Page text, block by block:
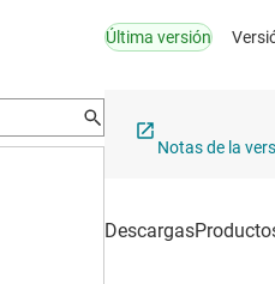
Última versión
Notas de la